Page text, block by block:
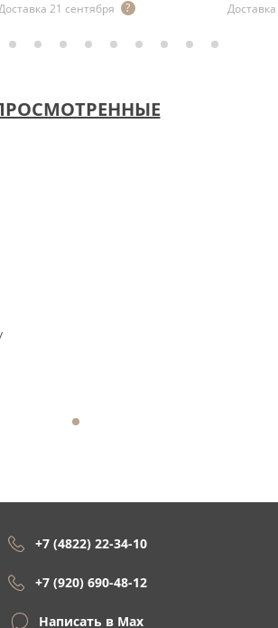
21 сентября Доставка
+7 (4822) 22-34-10
+7 (920) 690-48-12
Написать в Max